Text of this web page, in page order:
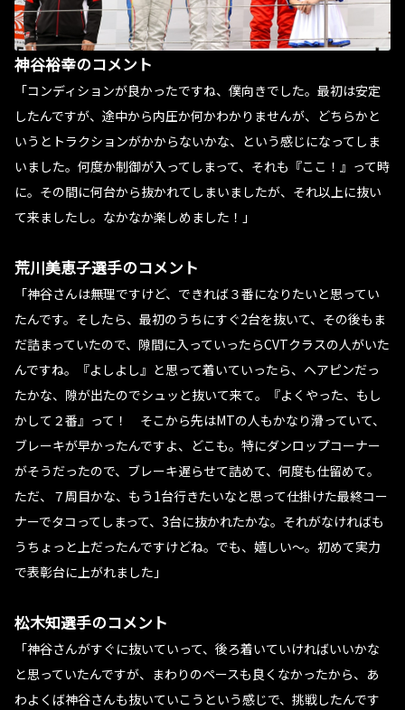
神谷裕幸のコメント
「コンディションが良かったですね、僕向きでした。最初は安定
したんですが、途中から内圧か何かわかりませんが、どちらかと
いうとトラクションがかからないかな、という感じになってしま
いました。何度か制御が入ってしまって、それも『ここ！』って時
に。その間に何台から抜かれてしまいましたが、それ以上に抜い
て来ましたし。なかなか楽しめました！」
荒川美恵子選手のコメント
「神谷さんは無理ですけど、できれば３番になりたいと思ってい
たんです。そしたら、最初のうちにすぐ2台を抜いて、その後もま
だ詰まっていたので、隙間に入っていったらCVTクラスの人がいた
んですね。『よしよし』と思って着いていったら、ヘアピンだっ
たかな、隙が出たのでシュッと抜いて来て。『よくやった、もし
かして２番』って！ そこから先はMTの人もかなり滑っていて、
ブレーキが早かったんですよ、どこも。特にダンロップコーナー
がそうだったので、ブレーキ遅らせて詰めて、何度も仕留めて。
ただ、７周目かな、もう1台行きたいなと思って仕掛けた最終コー
ナーでタコってしまって、3台に抜かれたかな。それがなければも
うちょっと上だったんですけどね。でも、嬉しい〜。初めて実力
で表彰台に上がれました」
松木知選手のコメント
「神谷さんがすぐに抜いていって、後ろ着いていければいいかな
と思っていたんですが、まわりのペースも良くなかったから、あ
わよくば神谷さんも抜いていこうという感じで、挑戦したんです